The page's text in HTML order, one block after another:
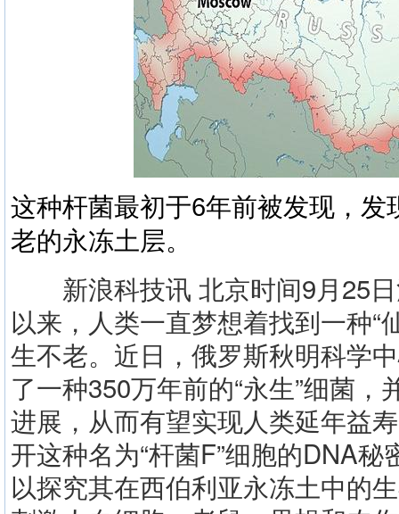
这种杆菌最初于6年前被发现，
老的永冻土层。
新浪科技讯 北京时间9月25日
以来，人类一直梦想着找到一种“
生不老。近日，俄罗斯秋明科学
了一种350万年前的“永生”细菌
进展，从而有望实现人类延年益
开这种名为“杆菌F”细胞的DNA
以探究其在西伯利亚永冻土中的